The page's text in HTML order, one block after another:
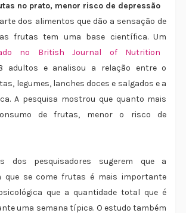
no prato, menor risco de depressão
dos alimentos que dão a sensação de
frutas tem uma base científica. Um
no British Journal of Nutrition
adultos e analisou a relação entre o
legumes, lanches doces e salgados e a
A pesquisa mostrou que quanto mais
de frutas, menor o risco de
dos pesquisadores sugerem que a
que se come frutas é mais importante
que a quantidade total que é
uma semana típica. O estudo também